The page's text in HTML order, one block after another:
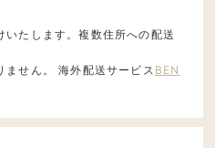
いたします。複数住所への配送
ません。 海外配送サービス BEN